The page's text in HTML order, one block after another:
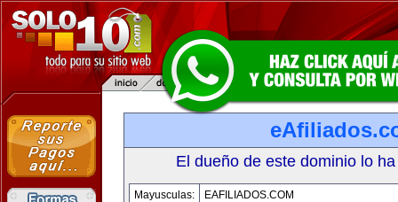
El dueño de este dominio lo
Mayusculas:
EAFILIADOS.COM